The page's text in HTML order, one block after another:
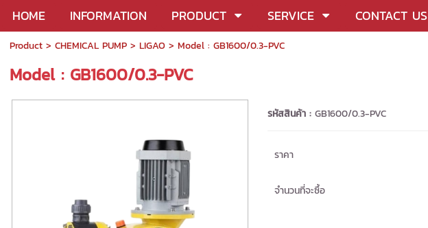
HOME INFORMATION PRODUCT SERVICE CONTACT US
Product> CHEMICAL PUMP> LIGAO> Model : GB1600/0.3-PVC
Model : GB1600/0.3-PVC
รหัสสินค้า : GB1600/0.3-PVC
ราคา
จำนวนที่จะซื้อ